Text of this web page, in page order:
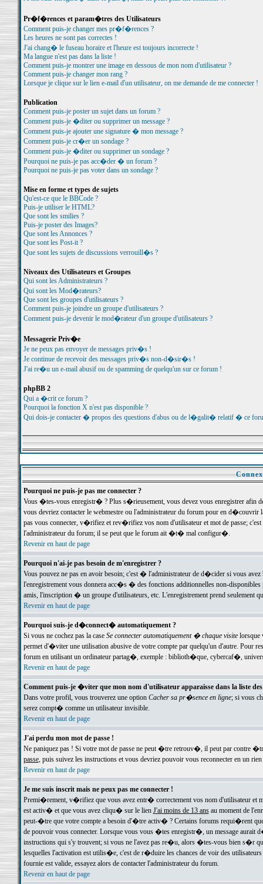
Pr�f�rences et param�tres des Utilisateurs
Comment puis-je changer mes pr�f�rences ?
Les heures ne sont pas correctes !
J'ai chang� le fuseau horaire et l'heure est toujours incorrecte !
Ma langue n'est pas dans la liste !
Comment puis-je montrer une image en dessous de mon nom d'utilisateur ?
Comment puis-je changer mon rang ?
Lorsque je clique sur le lien e-mail d'un utilisateur, on me demande de me connecter !
Publication
Comment puis-je poster un sujet dans un forum ?
Comment puis-je �diter ou supprimer un message ?
Comment puis-je ajouter une signature � mon message ?
Comment puis-je cr�er un sondage ?
Comment puis-je �diter ou supprimer un sondage ?
Pourquoi ne puis-je pas acc�der � un forum ?
Pourquoi ne puis-je pas voter dans un sondage ?
Mise en forme et types de sujets
Qu'est-ce que le BBCode ?
Puis-je utiliser le HTML?
Que sont les smilies ?
Puis-je poster des Images?
Que sont les Annonces ?
Que sont les Post-it ?
Que sont les sujets de discussions verrouill�s ?
Niveaux des Utilisateurs et Groupes
Qui sont les Administrateurs ?
Qui sont les Mod�rateurs?
Que sont les groupes d'utilisateurs ?
Comment puis-je joindre un groupe d'utilisateurs ?
Comment puis-je devenir le mod�rateur d'un groupe d'utilisateurs ?
Messagerie Priv�e
Je ne peux pas envoyer de messages priv�s !
Je continue de recevoir des messages priv�s non-d�sir�s !
J'ai re�u un e-mail abusif ou de spamming de quelqu'un sur ce forum !
phpBB 2
Qui a �crit ce forum ?
Pourquoi la fonction X n'est pas disponible ?
Qui dois-je contacter � propos des questions d'abus ou de l�galit� relatif � ce
Pourquoi ne puis-je pas me connecter ?
Vous �tes-vous enregistr� ? Plus s�rieusement, vous devez vous enregistrer
vous devriez contacter le webmestre ou l'administrateur du forum pour en
pas vous connecter, v�rifiez et rev�rifiez vos nom d'utilisateur et mot de passe;
l'administrateur du forum; il se peut que le forum ait �t� mal configur�.
Revenir en haut de page
Pourquoi n'ai-je pas besoin de m'enregistrer ?
Vous pouvez ne pas en avoir besoin; c'est � l'administrateur de d�cider si vous
l'enregistrement vous donnera acc�s � des fonctions additionnelles non-
amis, l'inscription � un groupe d'utilisateurs, etc. L'enregistrement prend seulement
Revenir en haut de page
Pourquoi suis-je d�connect� automatiquement ?
Si vous ne cochez pas la case Se connecter automatiquement � chaque visitelorsque
permet d'�viter une utilisation abusive de votre compte par quelqu'un d'autre. Pour
forum en utilisant un ordinateur partag�, exemple : biblioth�que, cybercaf�,
Revenir en haut de page
Comment puis-je �viter que mon nom d'utilisateur apparaisse dans la liste
Dans votre profil, vous trouverez une option Cacher sa pr�sence en ligne; si vous
serez compt� comme un utilisateur invisible.
Revenir en haut de page
J'ai perdu mon mot de passe !
Ne paniquez pas ! Si votre mot de passe ne peut �tre retrouv�, il peut par contre
passe, puis suivez les instructions et vous devriez pouvoir vous reconnecter en un rien
Revenir en haut de page
Je me suis inscrit mais ne peux pas me connecter !
Premi�rement, v�rifiez que vous avez entr� correctement vos nom d'utilisateur
est activ� et que vous avez cliqu� sur le lien J'ai moins de 13 ansau moment de
peut-�tre que votre compte a besoin d'�tre activ� ? Certains forums requi�rent
de pouvoir vous connecter. Lorsque vous vous �tes enregistr�, un message aurait
instructions qui s'y trouvent; si vous ne l'avez pas re�u, alors �tes-vous bien s�r
lesquelles l'activation est utilis�e, c'est de r�duire les chances de voir des
fournie est valide, essayez alors de contacter l'administrateur du forum.
Revenir en haut de page